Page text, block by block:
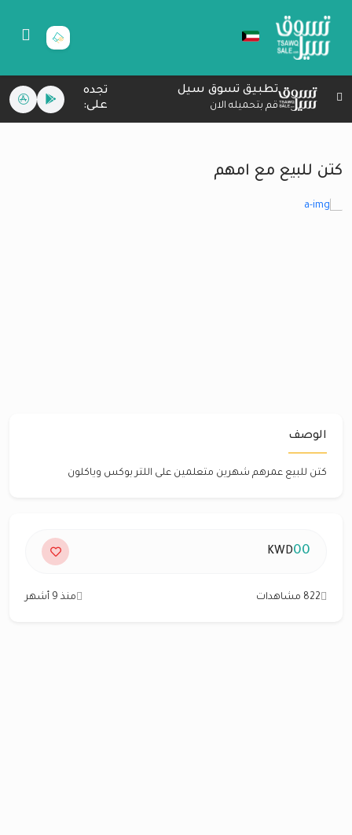
تطبيق تسوق سيل
قم بتحميله الان
تجده
على:
كتن للبيع مع امهم
الوصف
كتن للبيع عمرهم شهرين متعلمين على اللتر بوكس وياكلون
00
KWD
822 مشاهدات منذ 9 أشهر